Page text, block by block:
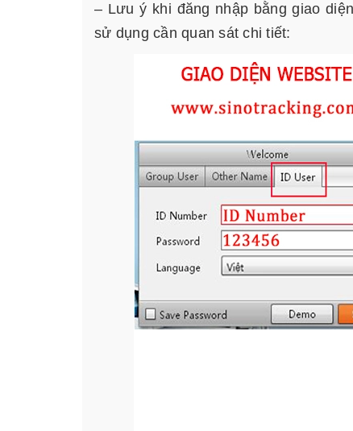
– Lưu ý khi đăng nhập bằng giao
sử dụng cần quan sát chi tiết: